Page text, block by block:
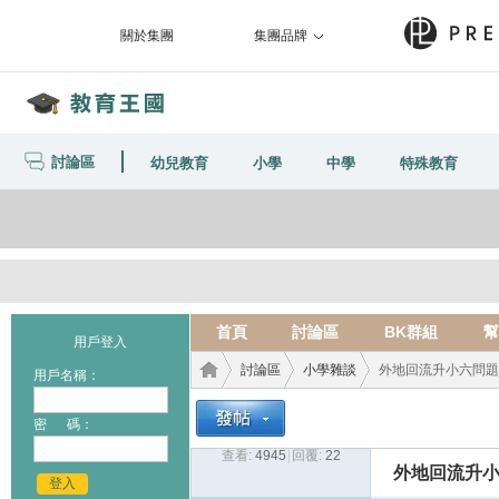
關於集團 集團品牌
討論區 幼兒教育 小學 中學 特殊教育
用戶登入
用戶名稱：
密 碼：
登入
首頁 討論區 BK群組
›
討論區
›
小學雜談 外地回流升小六問題
查看: 4945 回覆: 22
外地回流升